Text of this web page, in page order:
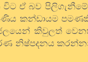
ඒ බව
කන්ඩායම
ජලයෙන් කිවුලත්
නිෂ්පදනය